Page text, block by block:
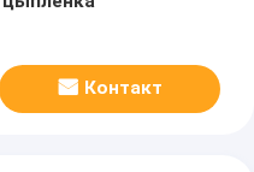
Контакт